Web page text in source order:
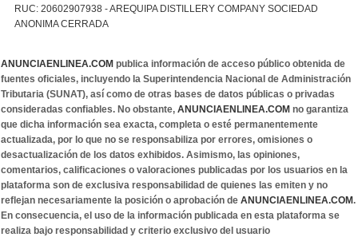
RUC: 20602907938 - AREQUIPA DISTILLERY COMPANY SOCIEDAD
ANONIMA CERRADA
ANUNCIAENLINEA.COM publica información de acceso público obtenida de
fuentes oficiales, incluyendo la Superintendencia Nacional de Administración
Tributaria (SUNAT), así como de otras bases de datos públicas o privadas
consideradas confiables. No obstante, ANUNCIAENLINEA.COM no garantiza
que dicha información sea exacta, completa o esté permanentemente
actualizada, por lo que no se responsabiliza por errores, omisiones o
desactualización de los datos exhibidos. Asimismo, las opiniones,
comentarios, calificaciones o valoraciones publicadas por los usuarios en la
plataforma son de exclusiva responsabilidad de quienes las emiten y no
reflejan necesariamente la posición o aprobación de ANUNCIAENLINEA.COM.
En consecuencia, el uso de la información publicada en esta plataforma se
realiza bajo responsabilidad y criterio exclusivo del usuario